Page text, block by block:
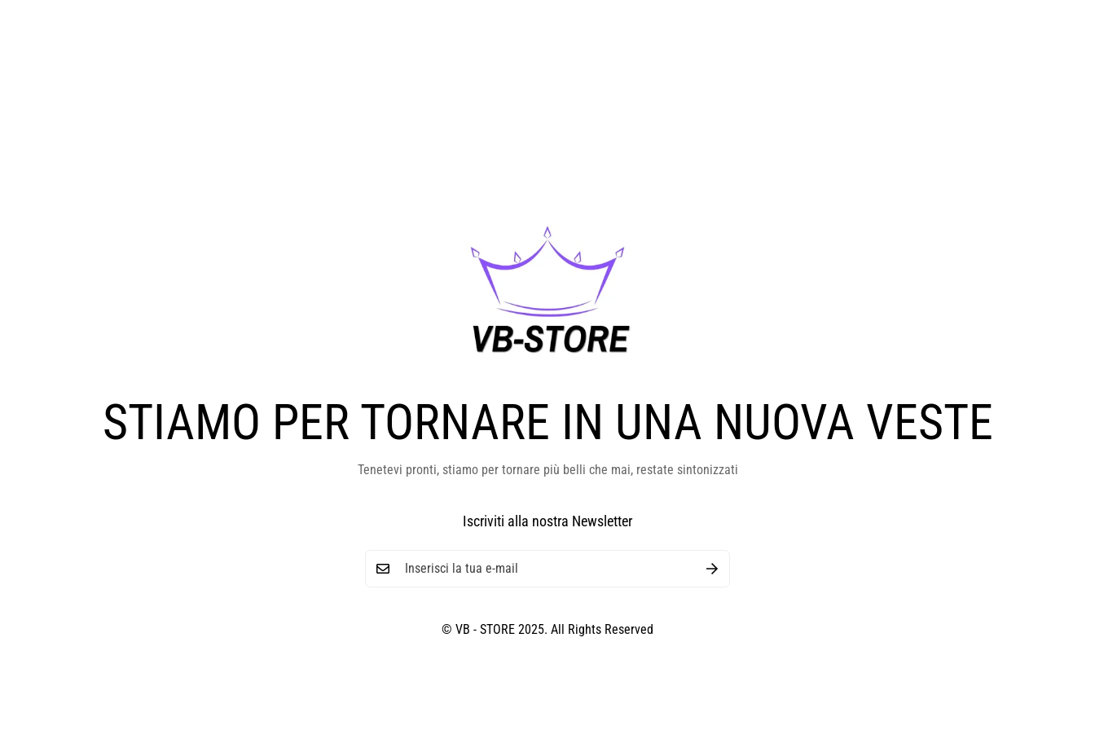
STIAMO PER TORNARE IN UNA NUOVA VESTE
Tenetevi pronti, stiamo per tornare più belli che mai, restate sintonizzati
Iscriviti alla nostra Newsletter
© VB - STORE 2025. All Rights Reserved